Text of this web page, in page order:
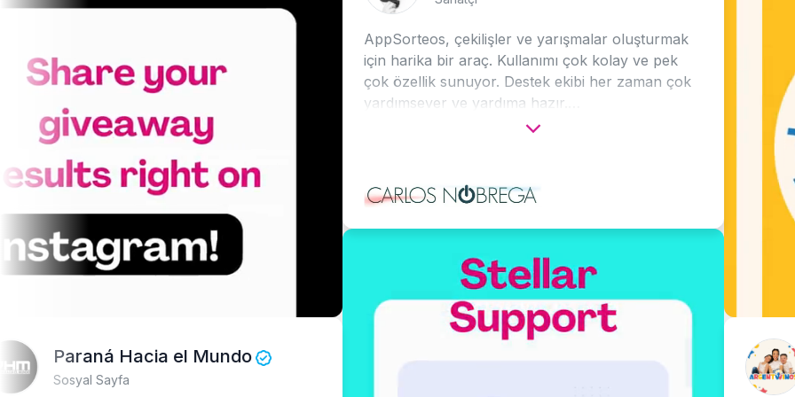
Paraná Hacia el Mundo
Sosyal Sayfa
AppSorteos, çekilişler ve yarışmalar oluşturmak
için harika bir araç. Kullanımı çok kolay ve pek
çok özellik sunuyor. Destek ekibi her zaman çok
yardımsever ve yardıma hazır.